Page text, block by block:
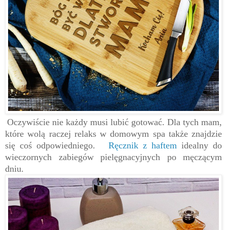
Oczywiście nie każdy musi lubić gotować. Dla tych mam,
które wolą raczej relaks w domowym spa także znajdzie
się coś odpowiedniego.Ręcznik z haftemidealny do
wieczornych zabiegów pielęgnacyjnych po męczącym
dniu.